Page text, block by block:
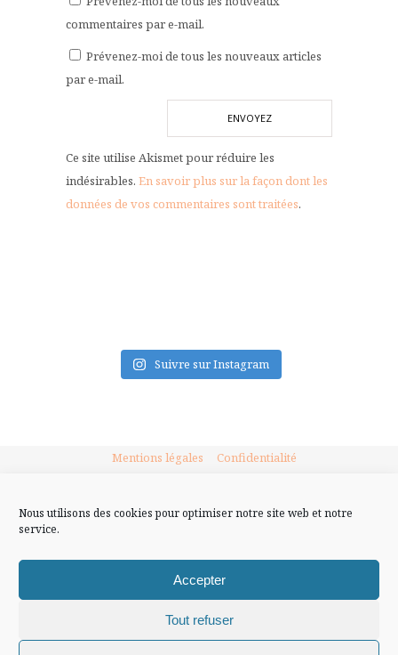
Nous utilisons des cookies pour optimiser notre site web et notre
service.
Accepter
Tout refuser
commentaires par e-mail.
Prévenez-moi de tous les nouveaux articles
par e-mail.
Ce site utilise Akismet pour réduire les
indésirables. En savoir plus sur la façon dont les
données de vos commentaires sont traitées.
Suivre sur Instagram
Mentions légales Confidentialité